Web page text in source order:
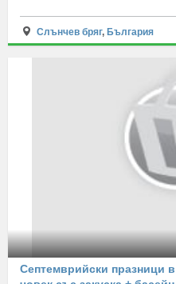
Слънчев бряг, България
Септемврийски празници